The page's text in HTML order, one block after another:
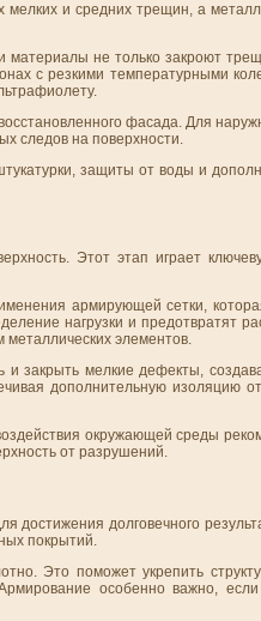
мелких и средних трещин, а
материалы не только закроют
с резкими температурными
фасада. Для
следов на поверхности.
защиты от воды и
Этот этап играет
армирующей сетки,
нагрузки и предотвратят
элементов.
и закрыть мелкие дефекты,
дополнительную изоляцию
окружающей среды
от разрушений.
достижения долговечного
покрытий.
Это поможет укрепить
особенно важно,